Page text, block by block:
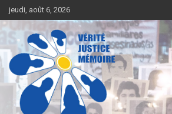
k
t
o
jeudi, août 6, 2026